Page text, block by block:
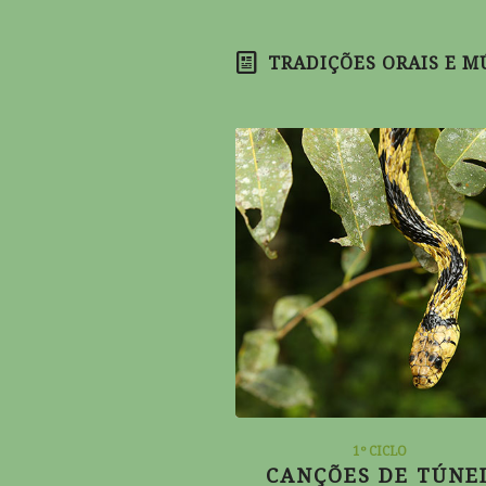
TRADIÇÕES ORAIS E
1º CICLO
CANÇÕES DE
1º CICLO
CANÇÕES DA